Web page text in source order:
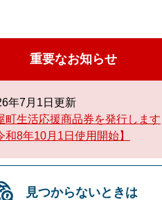
重要なお知らせ
年7月1日更新
町生活応援商品券を発行します
和8年10月1日使用開始】
見つからないときは